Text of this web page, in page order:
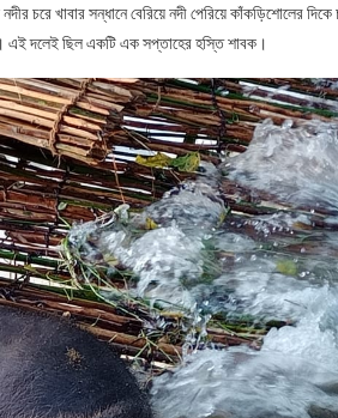
চরে খাবার সন্ধানে বেরিয়ে নদী পেরিয়ে কাঁকড়িশোলের
এই দলেই ছিল একটি এক সপ্তাহের হস্তি শাবক।